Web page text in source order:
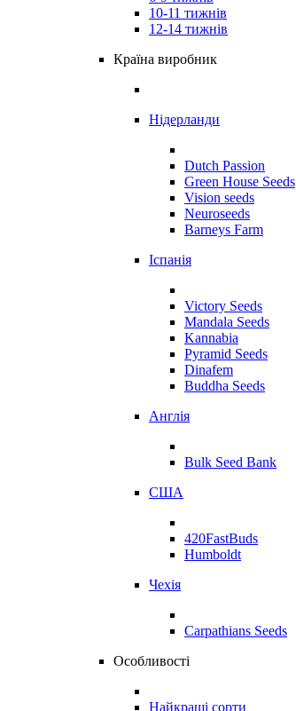
10-11 тижнів
12-14 тижнів
Країна виробник
Нідерланди
Dutch Passion
Green House Seeds
Vision seeds
Neuroseeds
Barneys Farm
Іспанія
Victory Seeds
Mandala Seeds
Kannabia
Pyramid Seeds
Dinafem
Buddha Seeds
Англія
Bulk Seed Bank
США
420FastBuds
Humboldt
Чехія
Carpathians Seeds
Особливості
Найкращі сорти